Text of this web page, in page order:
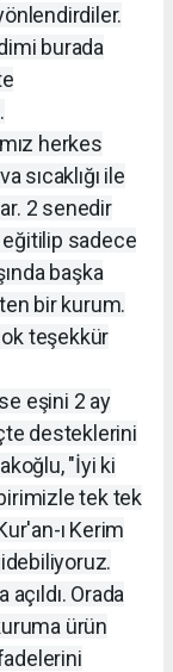
burada
herkes
sıcaklığı ile
2 senedir
eğitilip sadece
başka
bir kurum.
teşekkür
eşini 2 ay
desteklerini
"İyi ki
tek tek
ı Kerim
Orada
ürün